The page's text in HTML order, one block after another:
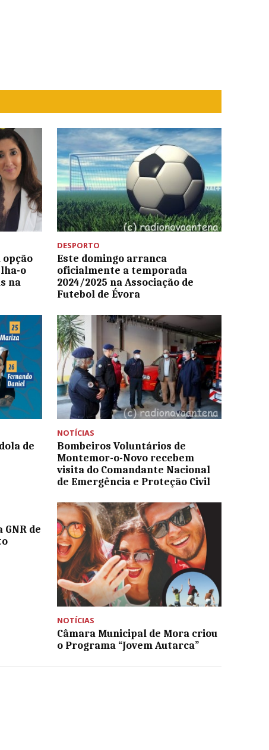
opção
o
na
DESPORTO
Este domingo arranca
oficialmente a temporada
2024/2025 na Associação de
Futebol de Évora
de
NOTÍCIAS
Bombeiros Voluntários de
Montemor-o-Novo recebem
visita do Comandante Nacional
de Emergência e Proteção Civil
de
NOTÍCIAS
Câmara Municipal de Mora criou
o Programa “Jovem Autarca”